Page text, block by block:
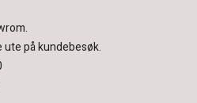
på kundebesøk.